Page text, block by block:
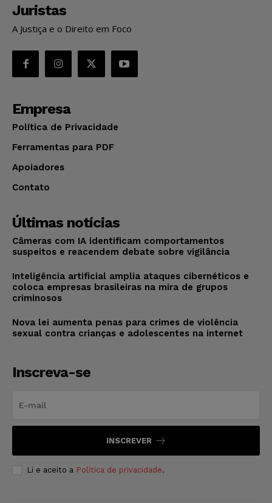
Juristas
A Justiça e o Direito em Foco
Empresa
Política de Privacidade
Ferramentas para PDF
Apoiadores
Contato
Últimas notícias
Câmeras com IA identificam comportamentos
suspeitos e reacendem debate sobre vigilância
Inteligência artificial amplia ataques cibernéticos e
coloca empresas brasileiras na mira de grupos
criminosos
Nova lei aumenta penas para crimes de violência
sexual contra crianças e adolescentes na internet
Inscreva-se
INSCREVER
Li e aceito a Política de privacidade.